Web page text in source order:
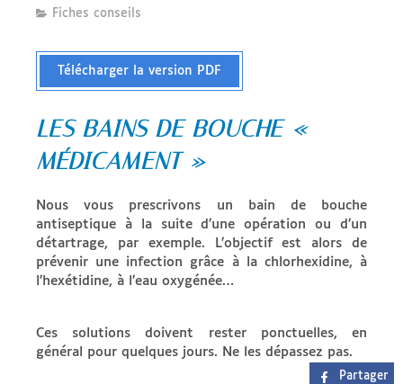
Fiches conseils
Télécharger la version PDF
LES BAINS DE BOUCHE «
MÉDICAMENT »
Nous vous prescrivons un bain de bouche
antiseptique à la suite d’une opération ou d’un
détartrage, par exemple. L’objectif est alors de
prévenir une infection grâce à la chlorhexidine, à
l’hexétidine, à l’eau oxygénée…
Ces solutions doivent rester ponctuelles, en
général pour quelques jours. Ne les dépassez pas.
Partager